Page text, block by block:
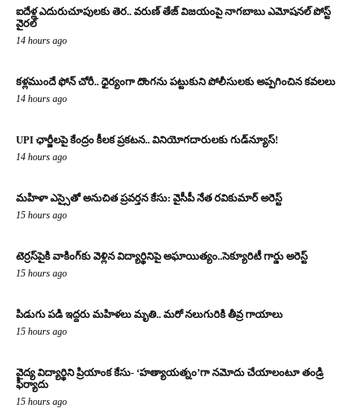
ఐదేళ్ల ఎదురుచూపులకు తెర.. వరుణ్ తేజ్ విజయంపై నాగబాబు ఎమోషనల్ పోస్ట్
వైరల్
14 hours ago
కళ్లముందే ఫోన్ చోరీ.. ధైర్యంగా దొంగను పట్టుకుని పోలీసులకు అప్పగించిన కవలలు
14 hours ago
UPI ఛార్జీలపై కేంద్రం కీలక ప్రకటన.. వినియోగదారులకు గుడ్‌న్యూస్!
14 hours ago
మహిళా ఎస్సైతో అనుచిత ప్రవర్తన కేసు: వైసీపీ నేత రవికుమార్ అరెస్ట్
15 hours ago
టెర్రస్‌పైకి వాకింగ్‌కు వెళ్లిన విద్యార్థినిపై అఘాయిత్యం..సెక్యూరిటీ గార్డు అరెస్ట్
15 hours ago
పిడుగు పడి ఇద్దరు మహిళలు మృతి.. మరో నలుగురికి తీవ్ర గాయాలు
15 hours ago
వైద్య విద్యార్థిని ప్రియాంక కేసు- ‘హత్యాయత్నం’గా నమోదు చేయాలంటూ తండ్రి
ఫిర్యాదు
15 hours ago